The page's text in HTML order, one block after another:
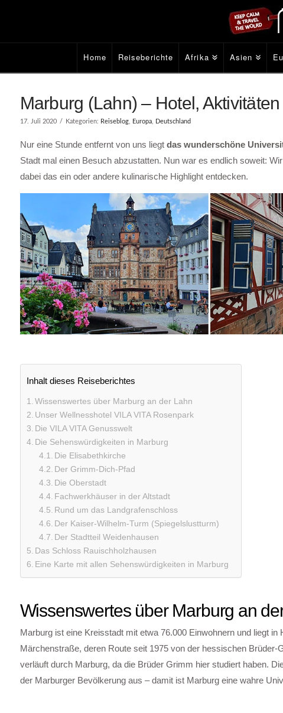
Home Reiseberichte Afrika Asien
Marburg (Lahn) – Hotel,
17. Juli 2020 Kategorien: Reiseblog, Europa, Deutschland
Nur eine Stunde entfernt von uns liegt das wunderschöne
Stadt mal einen Besuch abzustatten. Nun war es endlich soweit:
dabei das ein oder andere kulinarische Highlight entdecken.
Inhalt dieses Reiseberichtes
Wissenswertes über Marburg an der Lahn
Unser Wellnesshotel VILA VITA Rosenpark
Die VILA VITA Genusswelt
Die Sehenswürdigkeiten in Marburg
Die Elisabethkirche
Der Grimm-Dich-Pfad
Die Oberstadt
Fachwerkhäuser in der Altstadt
Rund um das Landgrafenschloss
Der Kaiser-Wilhelm-Turm (Spiegelslustturm)
Der Stadtteil Weidenhausen
Das Schloss Rauischholzhausen
Eine Karte mit allen Sehenswürdigkeiten in Marburg
Wissenswertes über Marburg an
Marburg ist eine Kreisstadt mit etwa 76.000 Einwohnern und liegt
Märchenstraße, deren Route seit 1975 von der hessischen
verläuft durch Marburg, da die Brüder Grimm hier studiert haben.
der Marburger Bevölkerung aus – damit ist Marburg eine wahre